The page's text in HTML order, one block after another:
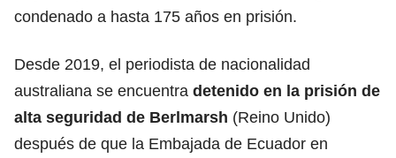
condenado a hasta 175 años en prisión.
Desde 2019, el periodista de nacionalidad
australiana se encuentra detenido en la prisión de
alta seguridad de Berlmarsh (Reino Unido)
después de que la Embajada de Ecuador en